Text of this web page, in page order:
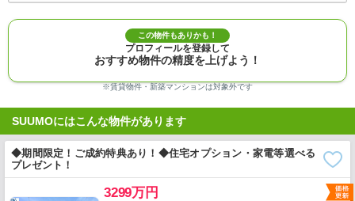
この物件もありかも！
プロフィールを登録して
おすすめ物件の精度を上げよう！
※賃貸物件・新築マンションは対象外です
SUUMOにはこんな物件があります
◆期間限定！ご成約特典あり！◆住宅オプション・家電等選べる
プレゼント！
3299万円